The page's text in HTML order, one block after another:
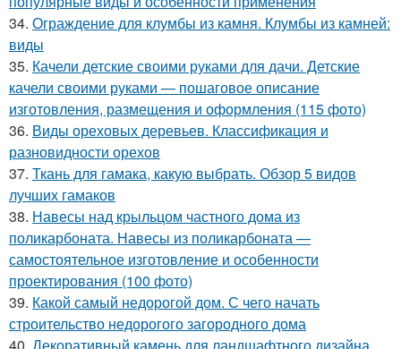
34. Ограждение для клумбы из камня. Клумбы из камней:
виды
35. Качели детские своими руками для дачи. Детские
качели своими руками — пошаговое описание
изготовления, размещения и оформления (115 фото)
36. Виды ореховых деревьев. Классификация и
разновидности орехов
37. Ткань для гамака, какую выбрать. Обзор 5 видов
лучших гамаков
38. Навесы над крыльцом частного дома из
поликарбоната. Навесы из поликарбоната —
самостоятельное изготовление и особенности
проектирования (100 фото)
39. Какой самый недорогой дом. С чего начать
строительство недорогого загородного дома